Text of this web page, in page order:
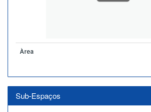
Àrea
Sub-Espaços